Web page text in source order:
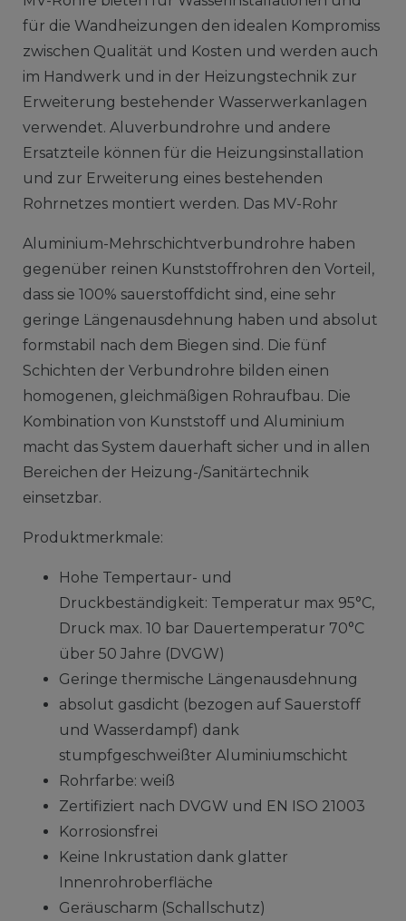
für die Wandheizungen den idealen Kompromiss
zwischen Qualität und Kosten und werden auch
im Handwerk und in der Heizungstechnik zur
Erweiterung bestehender Wasserwerkanlagen
verwendet. Aluverbundrohre und andere
Ersatzteile können für die Heizungsinstallation
und zur Erweiterung eines bestehenden
Rohrnetzes montiert werden. Das MV-Rohr
Aluminium-Mehrschichtverbundrohre haben
gegenüber reinen Kunststoffrohren den Vorteil,
dass sie 100% sauerstoffdicht sind, eine sehr
geringe Längenausdehnung haben und absolut
formstabil nach dem Biegen sind. Die fünf
Schichten der Verbundrohre bilden einen
homogenen, gleichmäßigen Rohraufbau. Die
Kombination von Kunststoff und Aluminium
macht das System dauerhaft sicher und in allen
Bereichen der Heizung-/Sanitärtechnik
einsetzbar.
Produktmerkmale:
Hohe Tempertaur- und
Druckbeständigkeit: Temperatur max 95°C,
Druck max. 10 bar Dauertemperatur 70°C
über 50 Jahre (DVGW)
Geringe thermische Längenausdehnung
absolut gasdicht (bezogen auf Sauerstoff
und Wasserdampf) dank
stumpfgeschweißter Aluminiumschicht
Rohrfarbe: weiß
Zertifiziert nach DVGW und EN ISO 21003
Korrosionsfrei
Keine Inkrustation dank glatter
Innenrohroberfläche
Geräuscharm (Schallschutz)